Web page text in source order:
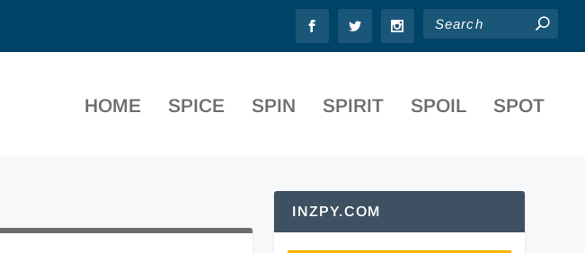
HOME SPICE SPIN SPIRIT SPOIL SPOT
INZPY.COM